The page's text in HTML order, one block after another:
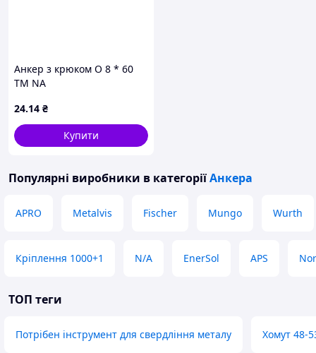
Анкер з крюком O 8 * 60
ТМ NA
24.14 ₴
Купити
Популярні виробники в категоріїАнкера
APRO Metalvis Fischer Mungo Wurth
Кріплення 1000+1 N/A EnerSol APS
ТОП теги
Потрібен інструмент для свердління металу Хомут 48-